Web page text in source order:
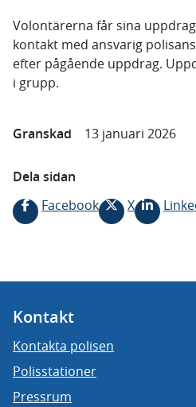
Volontärerna får sina
kontakt med ansvarig
efter pågående uppdrag.
i grupp.
Granskad 13 januari 2026
Dela sidan
Facebook
X
Kontakt
Kontakta polisen
Polisstationer
Pressrum